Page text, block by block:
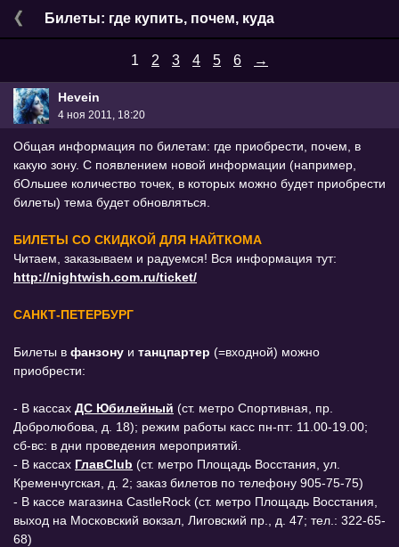
Билеты: где купить, почем, куда
1 2 3 4 5 6 →
Hevein
4 ноя 2011, 18:20
Общая информация по билетам: где приобрести, почем, в
какую зону. С появлением новой информации (например,
бОльшее количество точек, в которых можно будет приобрести
билеты) тема будет обновляться.
БИЛЕТЫ СО СКИДКОЙ ДЛЯ НАЙТКОМА
Читаем, заказываем и радуемся! Вся информация тут:
http://nightwish.com.ru/ticket/
САНКТ-ПЕТЕРБУРГ
Билеты в фанзону и танцпартер (=входной) можно
приобрести:
- В кассах ДС Юбилейный (ст. метро Спортивная, пр.
Добролюбова, д. 18); режим работы касс пн-пт: 11.00-19.00;
сб-вс: в дни проведения мероприятий.
- В кассах ГлавClub (ст. метро Площадь Восстания, ул.
Кременчугская, д. 2; заказ билетов по телефону 905-75-75)
- В кассе магазина CastleRock (ст. метро Площадь Восстания,
выход на Московский вокзал, Лиговский пр., д. 47; тел.: 322-65-
68)